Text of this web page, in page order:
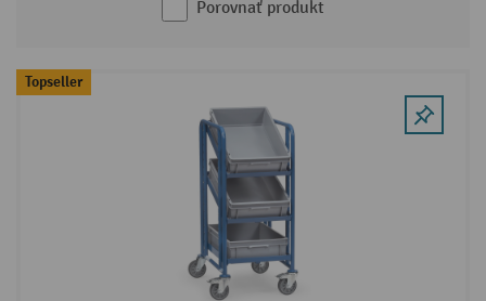
Porovnať produkt
Topseller